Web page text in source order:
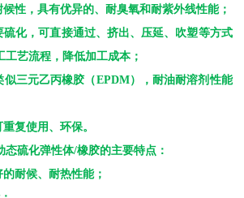
性，具有优异的、耐臭氧和耐紫外线性能；
硫化，可直接通过、挤出、压延、吹塑等方式
艺流程，降低加工成本；
似三元乙丙橡胶（EPDM），耐油耐溶剂性能
复使用、环保。
态硫化弹性体/橡胶的主要特点：
耐候、耐热性能；